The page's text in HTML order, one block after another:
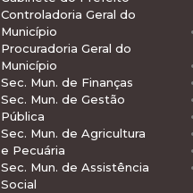
Controladoria Geral do
Município
Procuradoria Geral do
Município
Sec. Mun. de Finanças
Sec. Mun. de Gestão
Pública
Sec. Mun. de Agricultura
e Pecuária
Sec. Mun. de Assistência
Social